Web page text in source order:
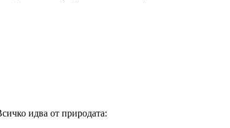
идва от природата: